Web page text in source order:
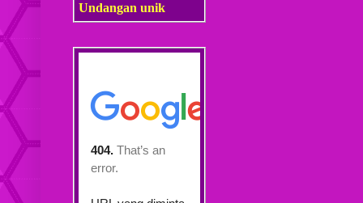
Undangan unik